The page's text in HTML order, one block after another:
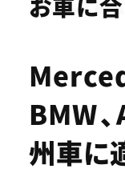
BMW
州車に